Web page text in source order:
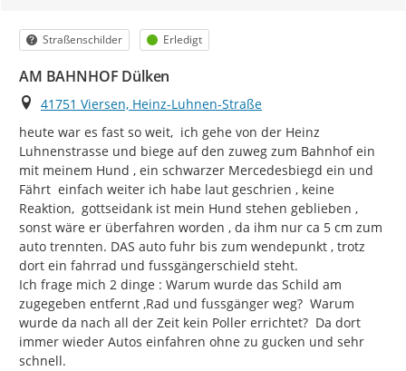
Kategorie
Straßenschilder Status
Erledigt
AM BAHNHOF Dülken
Ort
41751 Viersen, Heinz-Luhnen-Straße
heute war es fast so weit,  ich gehe von der Heinz
Luhnenstrasse und biege auf den zuweg zum Bahnhof ein
mit meinem Hund , ein schwarzer Mercedesbiegd ein und
Fährt  einfach weiter ich habe laut geschrien , keine
Reaktion,  gottseidank ist mein Hund stehen geblieben ,
sonst wäre er überfahren worden , da ihm nur ca 5 cm zum
auto trennten. DAS auto fuhr bis zum wendepunkt , trotz
dort ein fahrrad und fussgängerschield steht.
Ich frage mich 2 dinge : Warum wurde das Schild am
zugegeben entfernt ,Rad und fussgänger weg?  Warum
wurde da nach all der Zeit kein Poller errichtet?  Da dort
immer wieder Autos einfahren ohne zu gucken und sehr
schnell.